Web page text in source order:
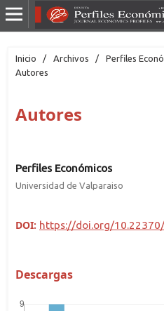
Inicio / Archivos / Perfiles
Autores
Autores
Perfiles Económicos
Universidad de Valparaiso
DOI: https://doi.org/
Descargas